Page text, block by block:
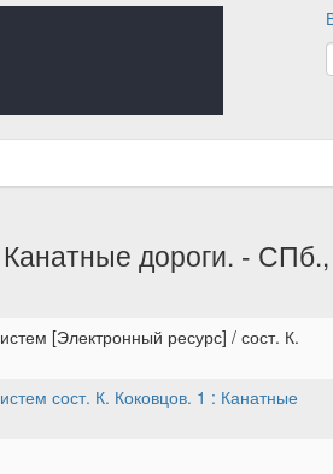
дороги. -
[Электронный ресурс] / сост. К.
сост. К. Коковцов. 1 : Канатные